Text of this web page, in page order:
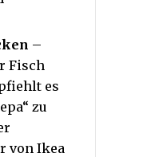
–
Fisch
es
zu
von Ikea